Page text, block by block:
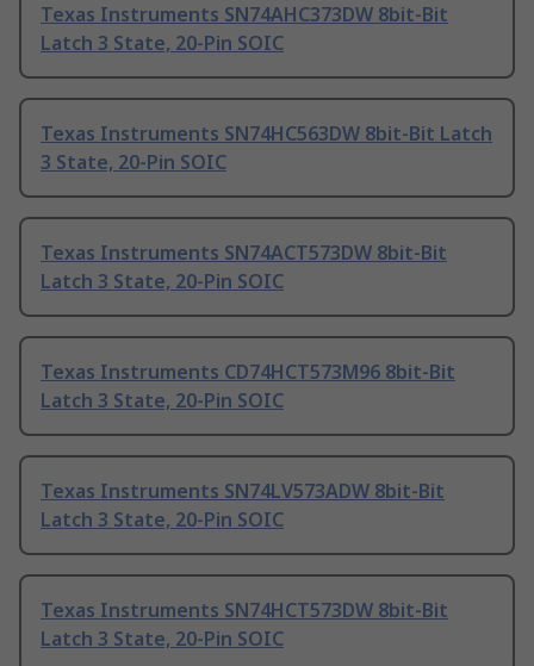
Texas Instruments SN74AHC373DW 8bit-Bit
Latch 3 State, 20-Pin SOIC
Texas Instruments SN74HC563DW 8bit-Bit Latch
3 State, 20-Pin SOIC
Texas Instruments SN74ACT573DW 8bit-Bit
Latch 3 State, 20-Pin SOIC
Texas Instruments CD74HCT573M96 8bit-Bit
Latch 3 State, 20-Pin SOIC
Texas Instruments SN74LV573ADW 8bit-Bit
Latch 3 State, 20-Pin SOIC
Texas Instruments SN74HCT573DW 8bit-Bit
Latch 3 State, 20-Pin SOIC